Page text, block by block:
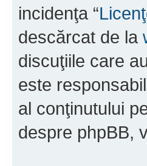
incidenţa “
descărcat de la
discuţiile care
este
al conţinutului
despre phpBB,